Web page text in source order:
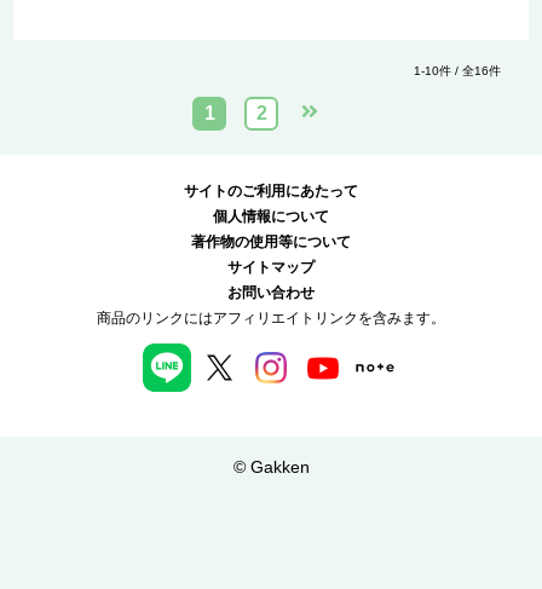
1-10件 / 全16件
1 2
サイトのご利用にあたって
個人情報について
著作物の使用等について
サイトマップ
お問い合わせ
商品のリンクにはアフィリエイトリンクを含みます。
© Gakken